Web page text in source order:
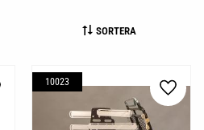
SORTERA
till i favoriter
10023
Lägg